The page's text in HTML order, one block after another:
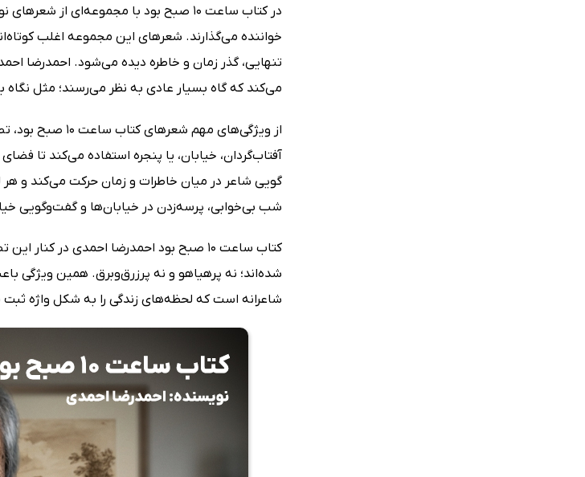
در کتاب ساعت 10 صبح بود با
خواننده می‌گذارند. شعرهای این مجموعه اغلب
تنهایی، گذر زمان و خاطره دیده می‌شود. احمدرضا
می‌کند که گاه بسیار عادی به نظر می‌رسند؛ مثل
از ویژگی‌های
آفتاب‌گردان، خیابان، یا پنجره استفاده می‌کند تا
گویی شاعر در میان خاطرات و زمان حرکت می‌کند و هر
شب بی‌خوابی، پرسه‌زدن در خیابان‌ها و گفت‌وگویی
کتاب ساعت 10 صبح بود احمدرضا احمدی
شده‌اند؛ نه پرهیاهو و نه پرزرق‌وبرق. همین
شاعرانه است که لحظه‌های زندگی را به شکل واژه